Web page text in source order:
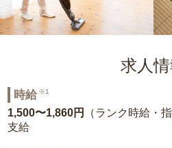
求人
時給 ※1
1,500〜1,860円
（ランク時給・
支給